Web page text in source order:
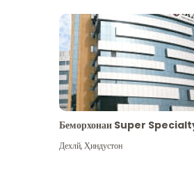
Беморхонаи Super
Дехлй,Ҳиндустон